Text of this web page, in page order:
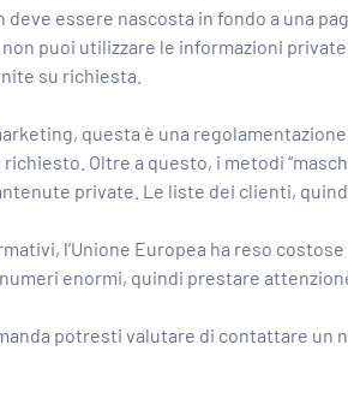
deve essere nascosta in fondo a una
non puoi utilizzare le informazioni
su richiesta.
questa è una
Oltre a questo, i metodi
private. Le liste dei clienti,
l’Unione Europea ha reso
enormi, quindi prestare
potresti valutare di contattare un